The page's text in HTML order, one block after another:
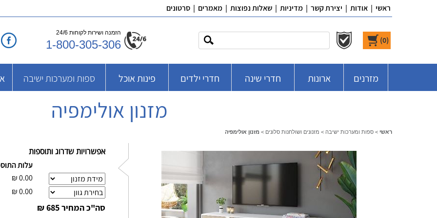
ראשי | אודות | יצירת קשר | מדיניות | שאלות נפוצות | מאמרים | סרטונים
(
0
)
הזמנה ושירות לקוחות 24/6
1-800-305-306
מזרנים ארונות חדרי שינה חדרי ילדים פינות אוכל ספות ומערכות ישיבה
מזנון אולימפיה
ראשי > ספות ומערכות ישיבה > מזנונים ושולחנות סלונים > מזנון אולימפיה
אפשרויות שדרוג ותוספות
עלות
0.00
₪
0.00
₪
סה"כ המחיר685 ₪